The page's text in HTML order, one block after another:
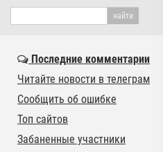
Последние комментарии
Читайте новости в телеграм
Сообщить об ошибке
Топ сайтов
Забаненные участники